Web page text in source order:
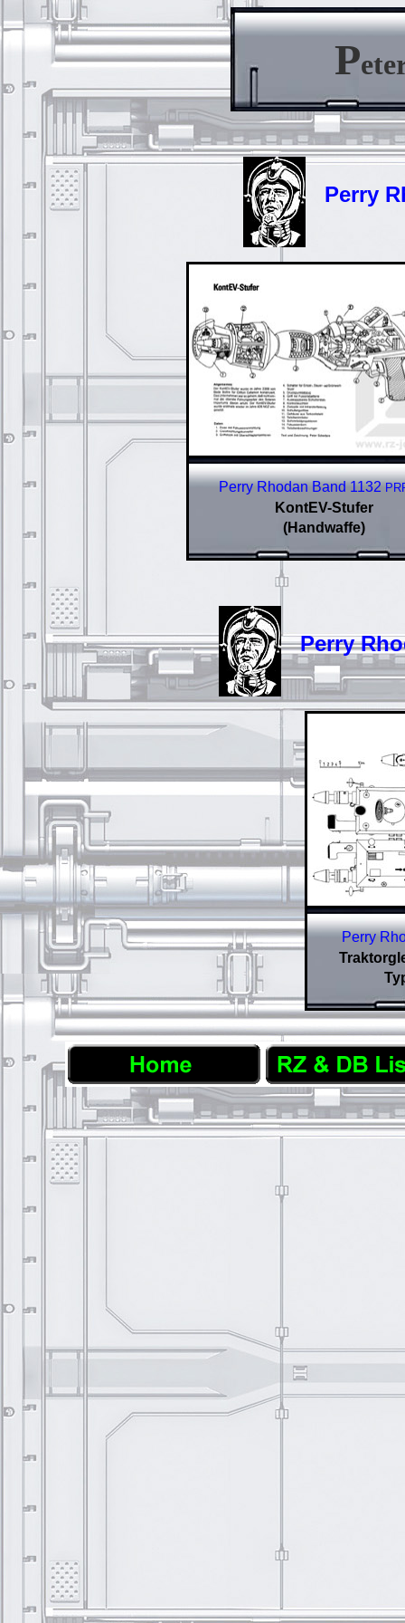
P
Perry
Perry Rhodan Band 1132
KontEV-Stufer
(Handwaffe)
Perry
Perry